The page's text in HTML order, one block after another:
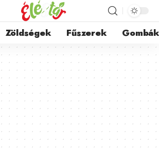
Zöldségek Fűszerek Gombák